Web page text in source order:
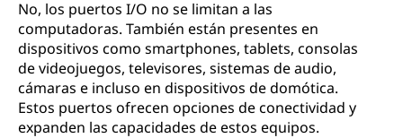
No, los puertos I/O no se limitan a las
computadoras. También están presentes en
dispositivos como smartphones, tablets, consolas
de videojuegos, televisores, sistemas de audio,
cámaras e incluso en dispositivos de domótica.
Estos puertos ofrecen opciones de conectividad y
expanden las capacidades de estos equipos.